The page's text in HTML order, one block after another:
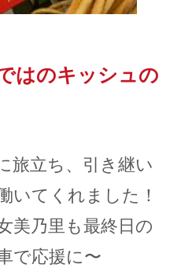
はのキッシュの
旅立ち、引き継い
いてくれました！
美乃里も最終日の
で応援に〜